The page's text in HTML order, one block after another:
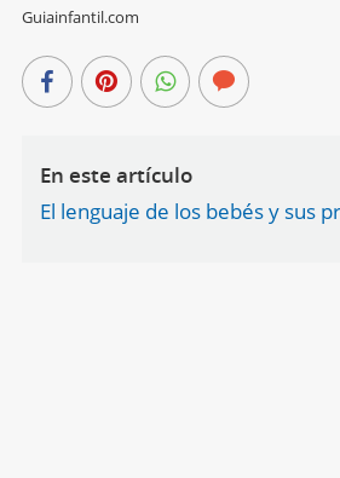
Guiainfantil.com
En este artículo
El lenguaje de los bebés y sus